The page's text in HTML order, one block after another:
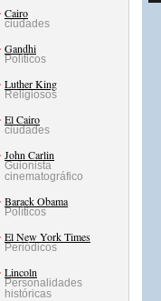
Cairo
ciudades
Gandhi
Políticos
Luther King
Religiosos
El Cairo
ciudades
John Carlin
Guionista
cinematográfico
Barack Obama
Políticos
El New York Times
Periódicos
Lincoln
Personalidades
históricas